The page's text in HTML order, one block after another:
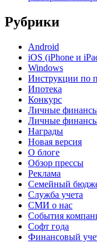
Рубрики
Android
iOS (iPhone и
Windows
Инструкции по
Ипотека
Конкурс
Личные
Личные
Награды
Новая версия
О блоге
Обзор прессы
Реклама
Семейный
Служба учета
СМИ о нас
События
Софт года
Финансовый